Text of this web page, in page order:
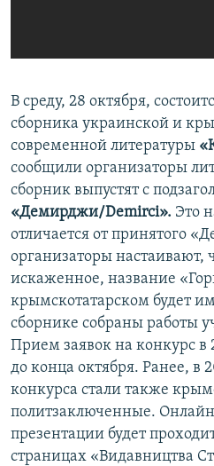
УКРАИНСКАЯ ПРОБЛЕМА КРЫМА
Все сайты RFE/RL
В среду, 28 октября,
сборника украинской и
современной литературы
сообщили организаторы
сборник выпустят с
«Демирджи/Demirci». Это
отличается от принятого
организаторы настаивают,
искаженное, название
крымскотатарском будет
сборнике собраны работы
Прием заявок на конкурс в
до конца октября. Ранее, в
конкурса стали также
политзаключенные.
презентации будет
страницах «Видавництва